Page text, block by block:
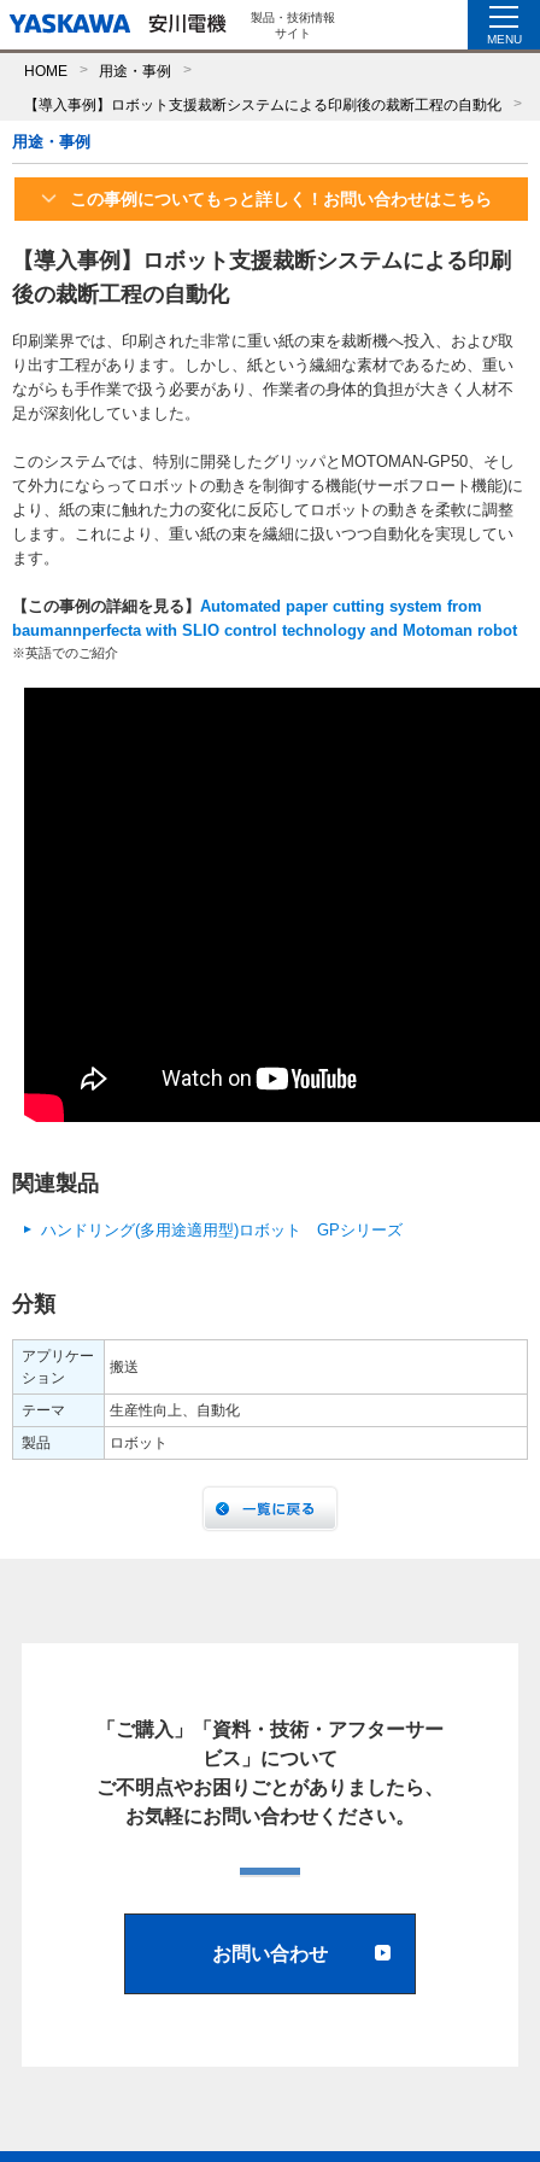
製品・技術情報
サイト
MENU
HOME 用途・事例
【導入事例】ロボット支援裁断システムによる印刷後の裁断工程の自動化
用途・事例
この事例についてもっと詳しく！お問い合わせはこちら
【導入事例】ロボット支援裁断システムによる印刷
後の裁断工程の自動化
印刷業界では、印刷された非常に重い紙の束を裁断機へ投入、および取
り出す工程があります。しかし、紙という繊細な素材であるため、重い
ながらも手作業で扱う必要があり、作業者の身体的負担が大きく人材不
足が深刻化していました。
このシステムでは、特別に開発したグリッパとMOTOMAN-GP50、そし
て外力にならってロボットの動きを制御する機能(サーボフロート機能)に
より、紙の束に触れた力の変化に反応してロボットの動きを柔軟に調整
します。これにより、重い紙の束を繊細に扱いつつ自動化を実現してい
ます。
【この事例の詳細を見る】 Automated paper cutting system from
baumannperfecta with SLIO control technology and Motoman robot
※英語でのご紹介
関連製品
ハンドリング(多用途適用型)ロボット GPシリーズ
分類
アプリケー
ション
搬送
テーマ
生産性向上、自動化
製品
ロボット
「ご購入」「資料・技術・アフターサー
ビス」について
ご不明点やお困りごとがありましたら、
お気軽にお問い合わせください。
お問い合わせ